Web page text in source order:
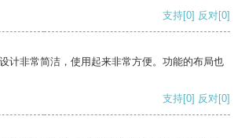
支持[0] 反对[0]
计非常简洁，使用起来非常方便。功能的布局也
支持[0] 反对[0]